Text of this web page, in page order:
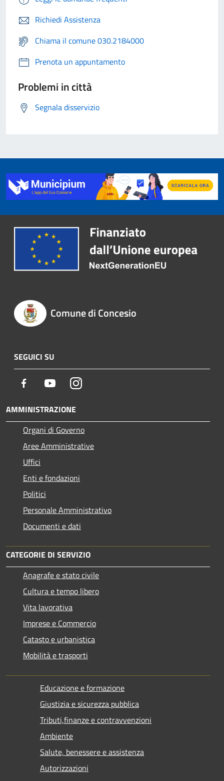
Richiedi Assistenza
Chiama il comune 030.2184000
Prenota un appuntamento
Problemi in città
Segnala disservizio
Comune di Concesio
SEGUICI SU
Facebook YoutubeInstagram
AMMINISTRAZIONE
Organi di Governo
Aree Amministrative
Uffici
Enti e fondazioni
Politici
Personale Amministrativo
Documenti e dati
CATEGORIE DI SERVIZIO
Anagrafe e stato civile
Cultura e tempo libero
Vita lavorativa
Imprese e Commercio
Catasto e urbanistica
Mobilità e trasporti
Educazione e formazione
Giustizia e sicurezza pubblica
Tributi,finanze e contravvenzioni
Ambiente
Salute, benessere e assistenza
Autorizzazioni